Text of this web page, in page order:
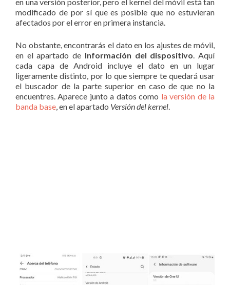
modificado de por sí que es posible que no estuvieran
afectados por el error en primera instancia.
No obstante, encontrarás el dato en los ajustes de móvil,
en el apartado de Información del dispositivo. Aquí
cada capa de Android incluye el dato en un lugar
ligeramente distinto, por lo que siempre te quedará usar
el buscador de la parte superior en caso de que no la
encuentres. Aparece junto a datos como la versión de la
banda base, en el apartado Versión del kernel.